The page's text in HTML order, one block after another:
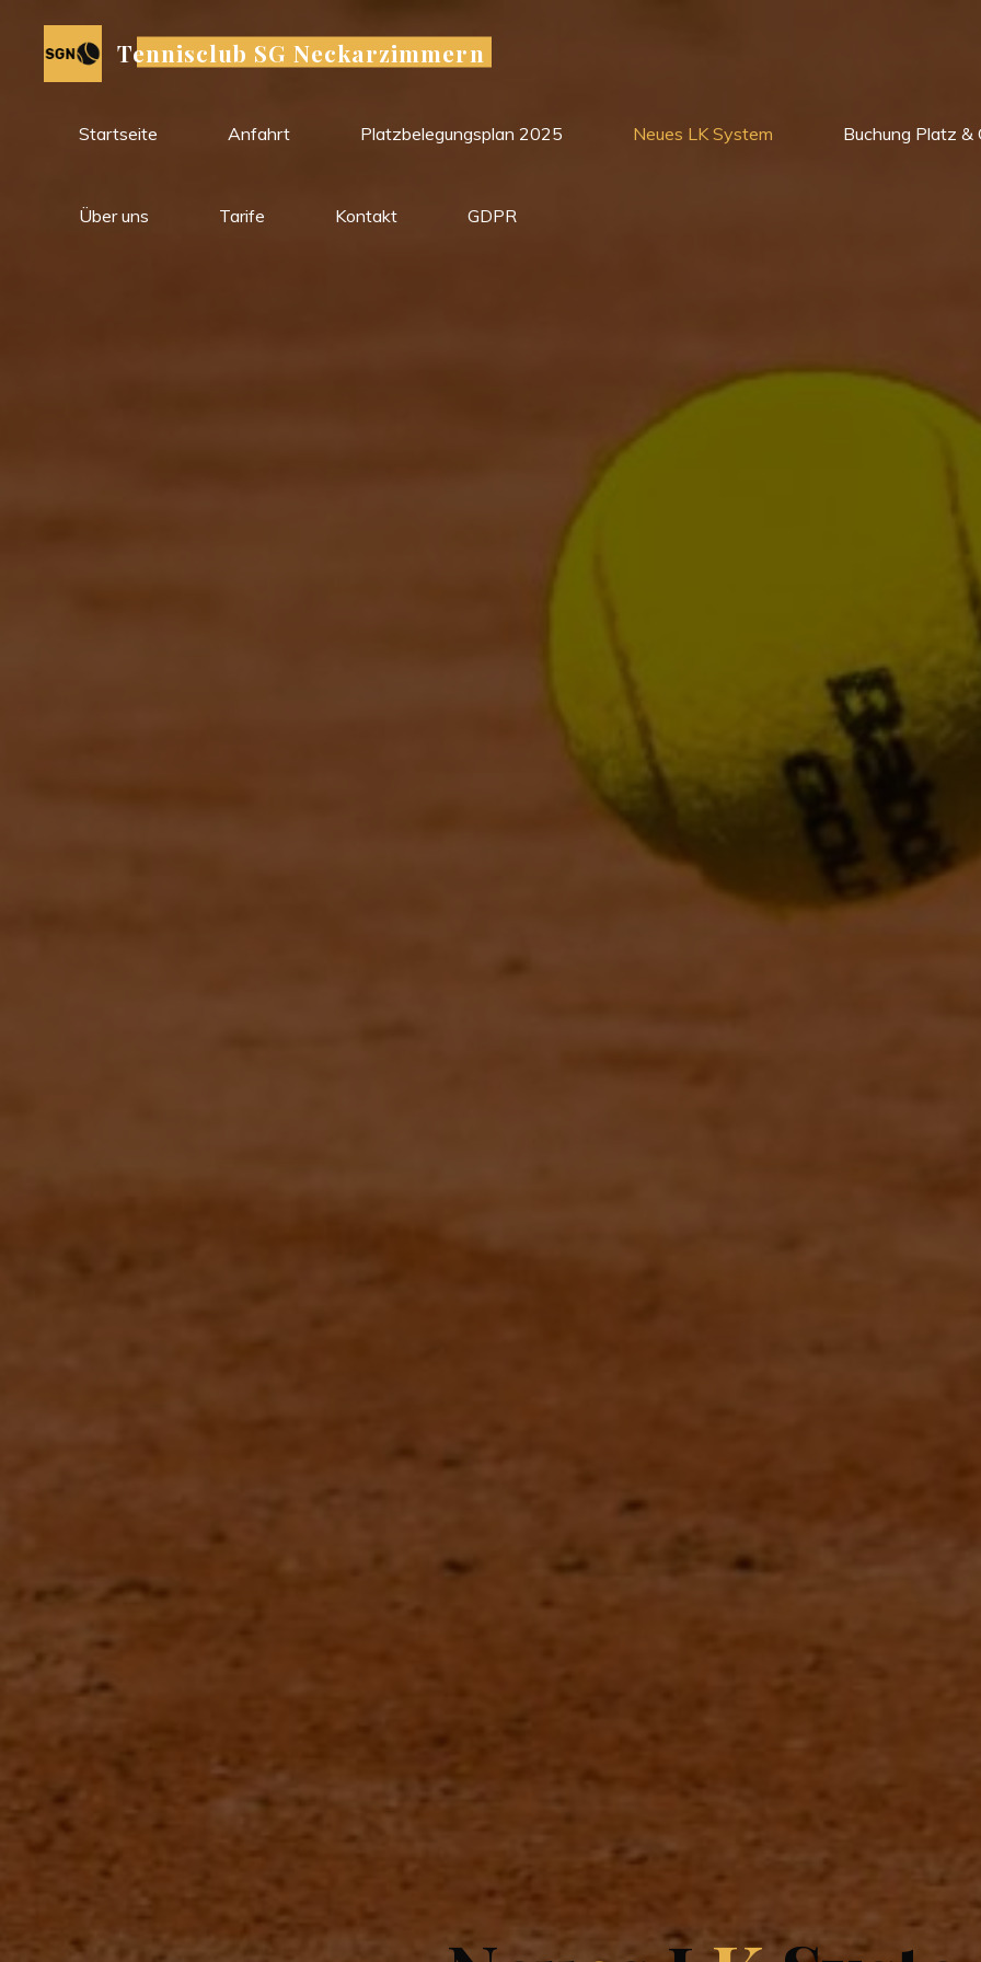
Tennisclub SG Neckarzimmern
Startseite Anfahrt Platzbelegungsplan 2025 Neues LK System Buchung Platz &
Über uns Tarife Kontakt GDPR